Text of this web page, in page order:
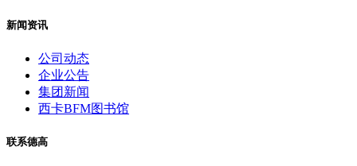
新闻资讯
公司动态
企业公告
集团新闻
西卡BFM图书馆
联系德高